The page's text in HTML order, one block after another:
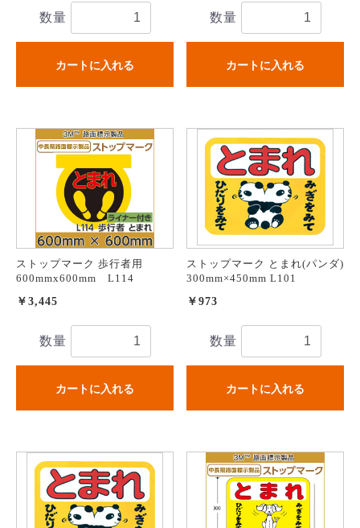
数量
カートに入れる
数量
カートに入れる
ストップマーク 歩行者用
600mmx600mm L114
￥3,445
数量
カートに入れる
ストップマーク とまれ(パンダ)
300mm×450mm L101
￥973
数量
カートに入れる